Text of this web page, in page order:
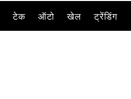
टेक ऑटो खेल ट्रेंडिंग